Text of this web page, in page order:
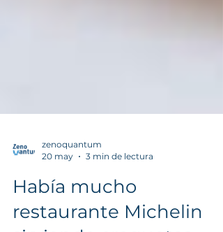
zenoquantum